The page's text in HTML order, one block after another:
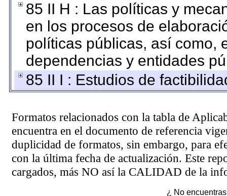
85 II H : Las políticas y
en los procesos de
políticas públicas, así como,
dependencias y entidades
85 II I : Estudios de
Formatos relacionados con la tabla de
encuentra en el documento de referencia
duplicidad de formatos, sin embargo, para
con la última fecha de actualización. Este
cargados, más NO así la CALIDAD de la
¿ No